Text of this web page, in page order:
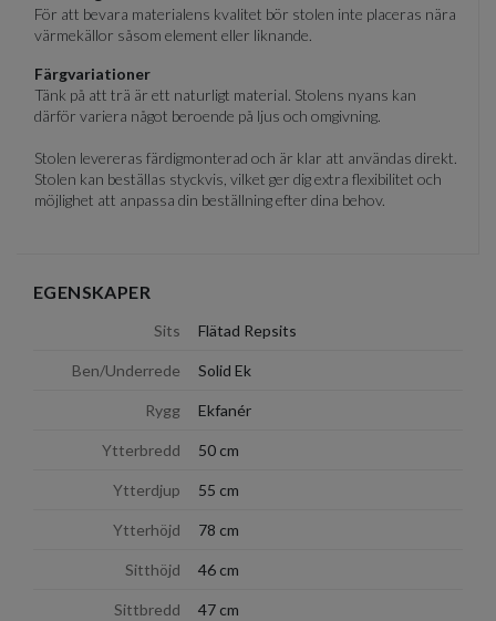
För att bevara materialens kvalitet bör stolen inte placeras nära
värmekällor såsom element eller liknande.
Färgvariationer
Tänk på att trä är ett naturligt material. Stolens nyans kan
därför variera något beroende på ljus och omgivning.
Stolen levereras färdigmonterad och är klar att användas direkt.
Stolen kan beställas styckvis, vilket ger dig extra flexibilitet och
möjlighet att anpassa din beställning efter dina behov.
EGENSKAPER
Sits Flätad Repsits
Ben/Underrede Solid Ek
Rygg Ekfanér
Ytterbredd 50 cm
Ytterdjup 55 cm
Ytterhöjd 78 cm
Sitthöjd 46 cm
Sittbredd 47 cm